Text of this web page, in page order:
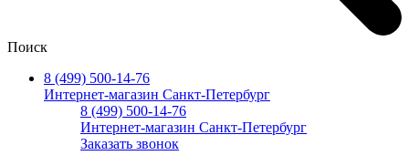
Поиск
8 (499) 500-14-76
Интернет-магазин Санкт-Петербург
8 (499) 500-14-76
Интернет-магазин Санкт-Петербург
Заказать звонок